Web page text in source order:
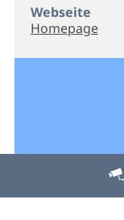
Webseite
Homepage